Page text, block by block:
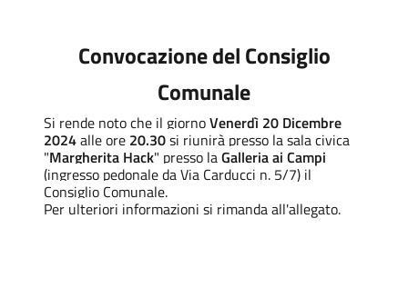
Convocazione del Consiglio
Comunale
Si rende noto che il giornoVenerdì 20 Dicembre
2024alle ore 20.30si riunirà presso la sala civica
"Margherita Hack" presso laGalleria ai Campi
(ingresso pedonale da Via Carducci n. 5/7) il
Consiglio Comunale.
Per ulteriori informazioni si rimanda all'allegato.